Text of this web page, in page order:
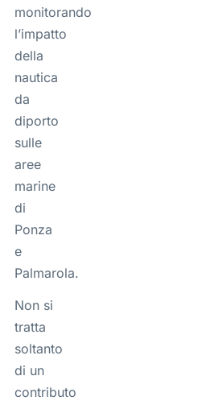
monitorando
l’impatto
della
nautica
da
diporto
sulle
aree
marine
di
Ponza
e
Palmarola.
Non si
tratta
soltanto
di un
contributo